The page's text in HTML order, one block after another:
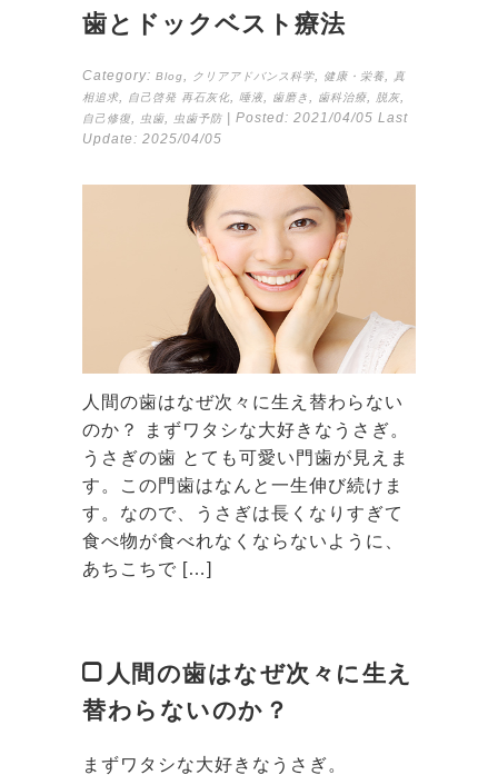
歯とドックベスト療法
Category: Blog クリアアドバンス科学 健康・栄養
真
相追求
自己啓発 再石灰化 唾液 歯磨き 歯科治療 脱灰
自己修復 虫歯 虫歯予防 | Posted: 2021/04/05 Last
Update: 2025/04/05
人間の歯はなぜ次々に生え替わらない
のか？ まずワタシな大好きなうさぎ。
うさぎの歯 とても可愛い門歯が見えま
す。この門歯はなんと一生伸び続けま
す。なので、うさぎは長くなりすぎて
食べ物が食べれなくならないように、
あちこちで […]
人間の歯はなぜ次々に生え
替わらないのか？
まずワタシな大好きなうさぎ。